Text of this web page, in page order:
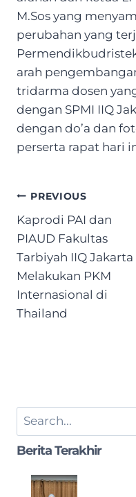
M.Sos yang
perubahan yang
arah
tridarma dosen
dengan SPMI IIQ
dengan do’a dan
perserta rapat hari
Post
navigation
PREVIOUS
Kaprodi PAI dan
PIAUD Fakultas
Tarbiyah IIQ Jakarta
Melakukan PKM
Internasional di
Thailand
Search
Berita Terakhir